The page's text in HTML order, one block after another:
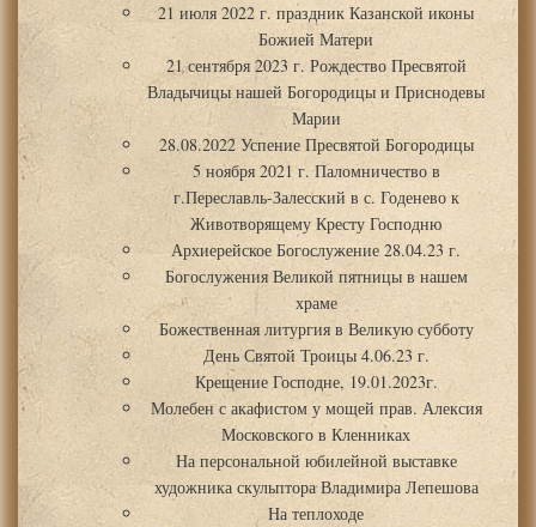
21 июля 2022 г. праздник Казанской иконы
Божией Матери
21 сентября 2023 г. Рождество Пресвятой
Владычицы нашей Богородицы и Приснодевы
Марии
28.08.2022 Успение Пресвятой Богородицы
5 ноября 2021 г. Паломничество в
г.Переславль-Залесский в с. Годенево к
Животворящему Кресту Господню
Архиерейское Богослужение 28.04.23 г.
Богослужения Великой пятницы в нашем
храме
Божественная литургия в Великую субботу
День Святой Троицы 4.06.23 г.
Крещение Господне, 19.01.2023г.
Молебен с акафистом у мощей прав. Алексия
Московского в Кленниках
На персональной юбилейной выставке
художника скульптора Владимира Лепешова
На теплоходе